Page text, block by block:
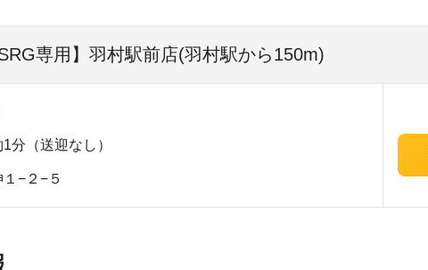
専用】羽村駅前店(羽村駅から150m)
分（送迎なし）
−２−５